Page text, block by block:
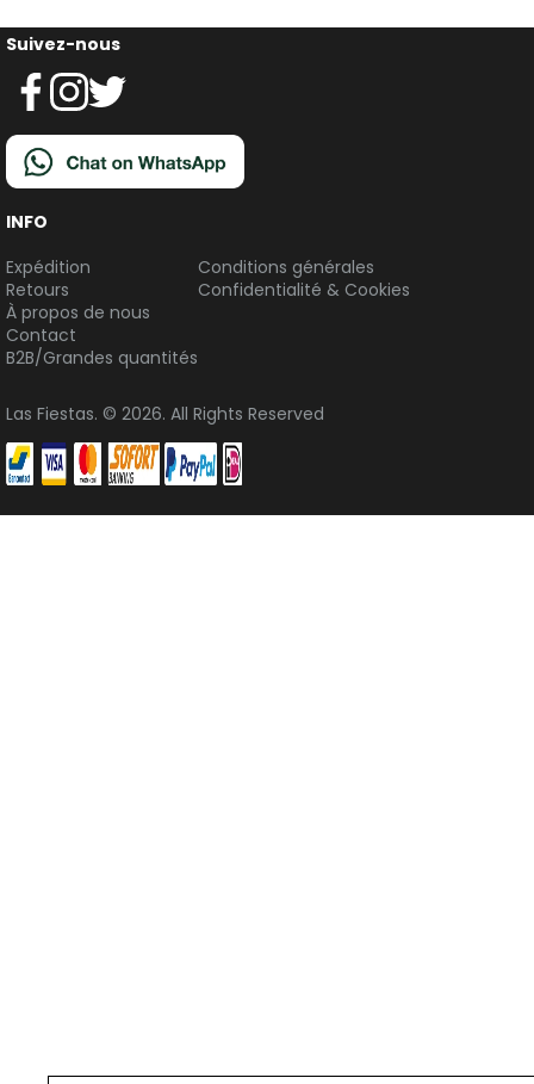
Suivez-nous
INFO
Expédition
Retours
À propos de nous
Contact
B2B/Grandes quantités
Conditions générales
Confidentialité & Cookies
Las Fiestas. © 2026. All Rights Reserved